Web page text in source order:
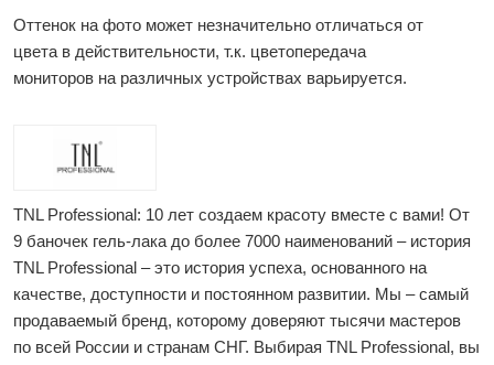
Оттенок на фото может незначительно отличаться от
цвета в действительности, т.к. цветопередача
мониторов на различных устройствах варьируется.
TNL Professional: 10 лет создаем красоту вместе с вами! От
9 баночек гель-лака до более 7000 наименований – история
TNL Professional – это история успеха, основанного на
качестве, доступности и постоянном развитии. Мы – самый
продаваемый бренд, которому доверяют тысячи мастеров
по всей России и странам СНГ. Выбирая TNL Professional, вы